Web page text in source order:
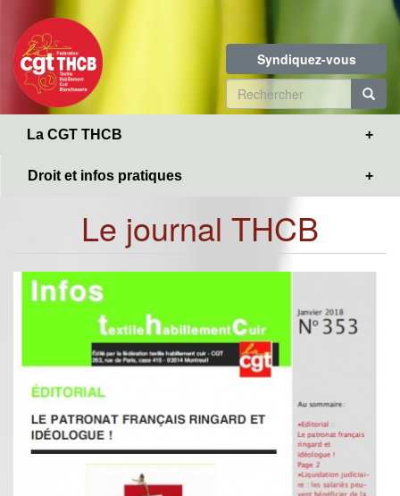
contenu
principal
Syndiquez-vous
Formulaire
de
La CGT THCB
Droit et infos pratiques
Le journal THCB